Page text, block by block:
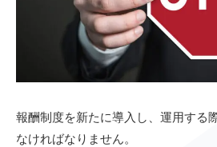
報酬制度を新たに導入し、運用する
なければなりません。